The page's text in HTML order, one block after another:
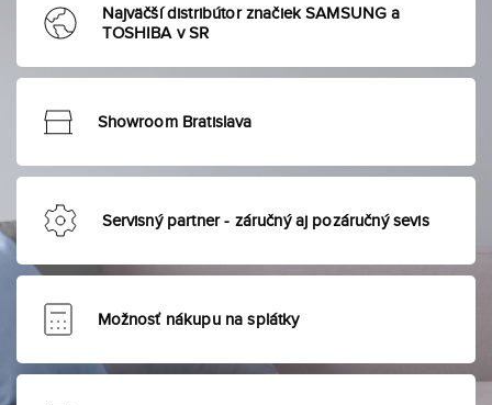
Najväčší distribútor značiek SAMSUNG a
TOSHIBA v SR
Showroom Bratislava
Servisný partner - záručný aj pozáručný sevis
Možnosť nákupu na splátky